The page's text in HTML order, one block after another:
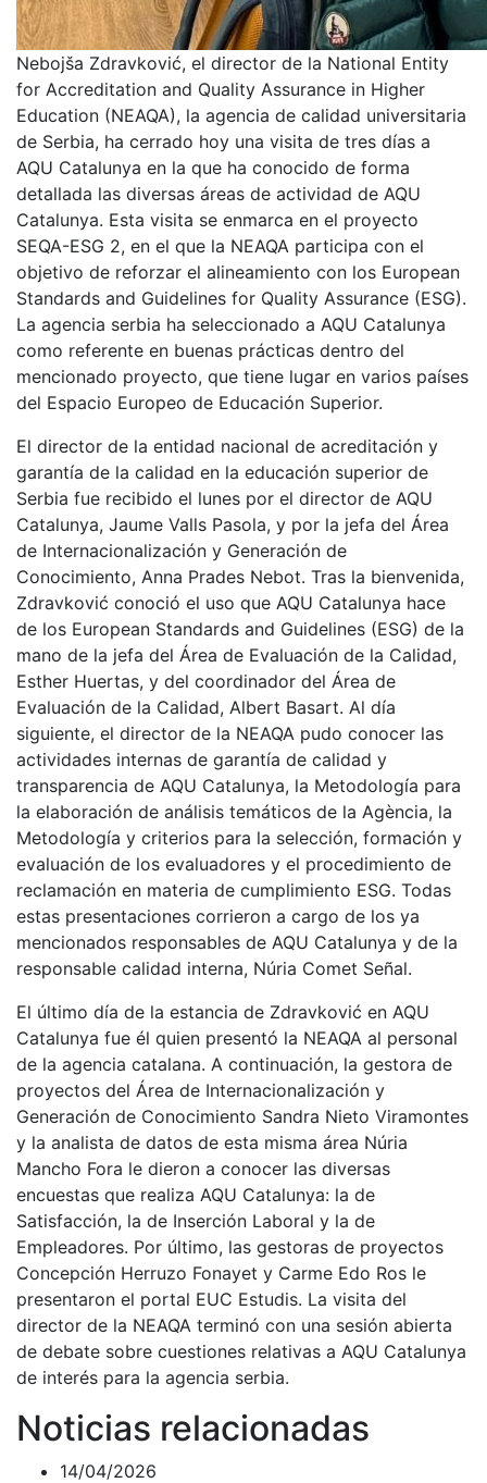
Nebojša Zdravković, el director de la National Entity
for Accreditation and Quality Assurance in Higher
Education (NEAQA), la agencia de calidad universitaria
de Serbia, ha cerrado hoy una visita de tres días a
AQU Catalunya en la que ha conocido de forma
detallada las diversas áreas de actividad de AQU
Catalunya. Esta visita se enmarca en el proyecto
SEQA-ESG 2, en el que la NEAQA participa con el
objetivo de reforzar el alineamiento con los European
Standards and Guidelines for Quality Assurance (ESG).
La agencia serbia ha seleccionado a AQU Catalunya
como referente en buenas prácticas dentro del
mencionado proyecto, que tiene lugar en varios países
del Espacio Europeo de Educación Superior.
El director de la entidad nacional de acreditación y
garantía de la calidad en la educación superior de
Serbia fue recibido el lunes por el director de AQU
Catalunya, Jaume Valls Pasola, y por la jefa del Área
de Internacionalización y Generación de
Conocimiento, Anna Prades Nebot. Tras la bienvenida,
Zdravković conoció el uso que AQU Catalunya hace
de los European Standards and Guidelines (ESG) de la
mano de la jefa del Área de Evaluación de la Calidad,
Esther Huertas, y del coordinador del Área de
Evaluación de la Calidad, Albert Basart. Al día
siguiente, el director de la NEAQA pudo conocer las
actividades internas de garantía de calidad y
transparencia de AQU Catalunya, la Metodología para
la elaboración de análisis temáticos de la Agència, la
Metodología y criterios para la selección, formación y
evaluación de los evaluadores y el procedimiento de
reclamación en materia de cumplimiento ESG. Todas
estas presentaciones corrieron a cargo de los ya
mencionados responsables de AQU Catalunya y de la
responsable calidad interna, Núria Comet Señal.
El último día de la estancia de Zdravković en AQU
Catalunya fue él quien presentó la NEAQA al personal
de la agencia catalana. A continuación, la gestora de
proyectos del Área de Internacionalización y
Generación de Conocimiento Sandra Nieto Viramontes
y la analista de datos de esta misma área Núria
Mancho Fora le dieron a conocer las diversas
encuestas que realiza AQU Catalunya: la de
Satisfacción, la de Inserción Laboral y la de
Empleadores. Por último, las gestoras de proyectos
Concepción Herruzo Fonayet y Carme Edo Ros le
presentaron el portal EUC Estudis. La visita del
director de la NEAQA terminó con una sesión abierta
de debate sobre cuestiones relativas a AQU Catalunya
de interés para la agencia serbia.
Noticias relacionadas
14/04/2026